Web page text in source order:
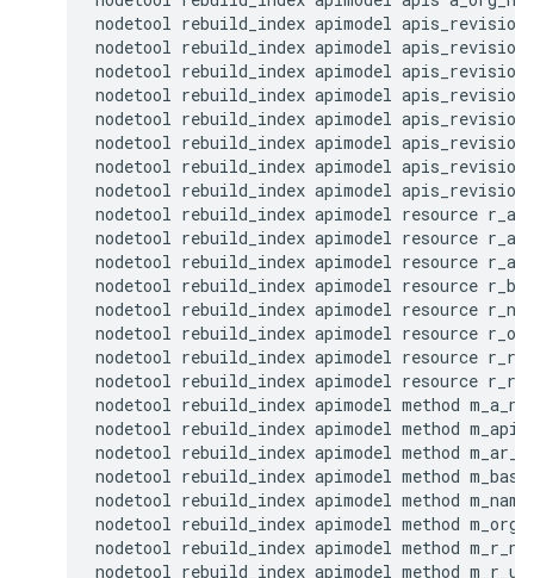
nodetool rebuild_index apimodel apis_revision
nodetool rebuild_index apimodel apis_revision
nodetool rebuild_index apimodel apis_revision
nodetool rebuild_index apimodel
nodetool rebuild_index apimodel
nodetool rebuild_index apimodel apis_revision
nodetool rebuild_index apimodel
nodetool rebuild_index apimodel apis_revision
nodetool rebuild_index apimodel resource
nodetool rebuild_index apimodel resource
nodetool rebuild_index apimodel resource
nodetool rebuild_index apimodel resource
nodetool rebuild_index apimodel resource
nodetool rebuild_index apimodel resource
nodetool rebuild_index apimodel resource
nodetool rebuild_index apimodel resource
nodetool rebuild_index apimodel method
nodetool rebuild_index apimodel method
nodetool rebuild_index apimodel method
nodetool rebuild_index apimodel method
nodetool rebuild_index apimodel method m_name
nodetool rebuild_index apimodel method
nodetool rebuild_index apimodel method
nodetool rebuild_index apimodel method